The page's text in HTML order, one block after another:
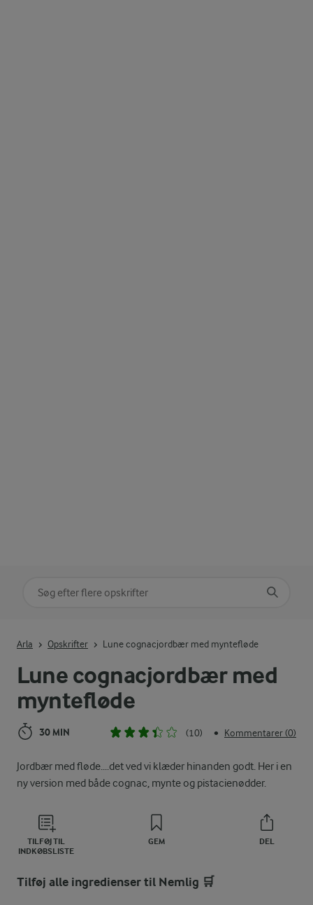
Lune cognacjordbær med
myntefløde
30 MIN (10) • Kommentarer (0)
Jordbær med fløde....det ved vi klæder hinanden godt. Her i en
ny version med både cognac, mynte og pistacienødder.
TILFØJ TIL
INDKØBSLISTE
GEM DEL
Arla Opskrifter Lune cognacjordbær med myntefløde
Tilføj alle ingredienser til Nemlig 🛒
Søg på kategori